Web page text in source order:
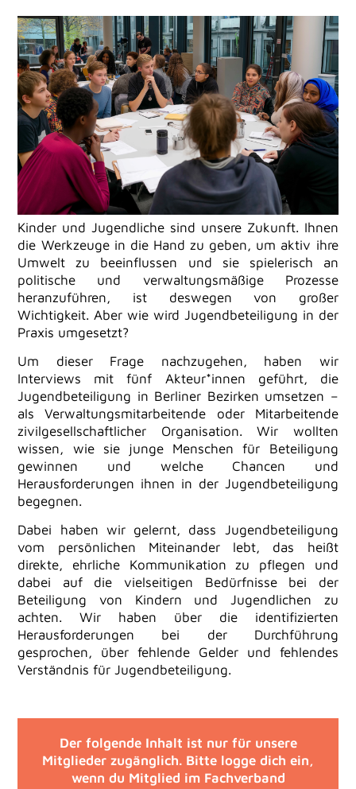
Kinder und Jugendliche sind unsere Zukunft. Ihnen
die Werkzeuge in die Hand zu geben, um aktiv ihre
Umwelt zu beeinflussen und sie spielerisch an
politische und verwaltungsmäßige Prozesse
heranzuführen, ist deswegen von großer
Wichtigkeit. Aber wie wird Jugendbeteiligung in der
Praxis umgesetzt?
Um dieser Frage nachzugehen, haben wir
Interviews mit fünf Akteur*innen geführt, die
Jugendbeteiligung in Berliner Bezirken umsetzen –
als Verwaltungsmitarbeitende oder Mitarbeitende
zivilgesellschaftlicher Organisation. Wir wollten
wissen, wie sie junge Menschen für Beteiligung
gewinnen und welche Chancen und
Herausforderungen ihnen in der Jugendbeteiligung
begegnen.
Dabei haben wir gelernt, dass Jugendbeteiligung
vom persönlichen Miteinander lebt, das heißt
direkte, ehrliche Kommunikation zu pflegen und
dabei auf die vielseitigen Bedürfnisse bei der
Beteiligung von Kindern und Jugendlichen zu
achten. Wir haben über die identifizierten
Herausforderungen bei der Durchführung
gesprochen, über fehlende Gelder und fehlendes
Verständnis für Jugendbeteiligung.
Der folgende Inhalt ist nur für unsere
Mitglieder zugänglich. Bitte logge dich ein,
wenn du Mitglied im Fachverband